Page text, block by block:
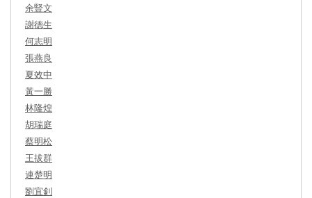
余豎文
謝德生
何志明
張燕良
夏效中
黃一勝
林隆煌
胡瑞庭
蔡明松
王拔群
連楚明
劉宜釗